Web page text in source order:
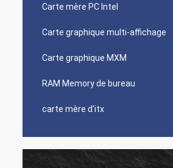
Carte mère PC Intel
Carte graphique multi-affichage
Carte graphique MXM
RAM Memory de bureau
carte mère d'itx